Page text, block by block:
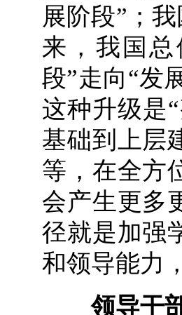
展阶段”；
来，我国
段”走向“发
这种升级是
基础到上层
等，在全方
会产生更多
径就是加强
和领导能力
领导干